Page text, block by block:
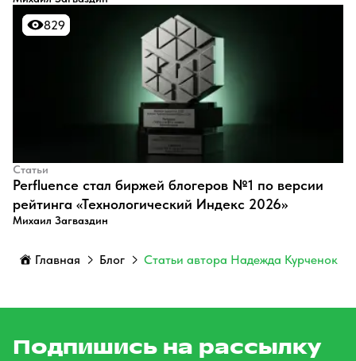
829
829
Статьи
Perfluence стал биржей блогеров №1 по версии
рейтинга «Технологический Индекс 2026»
Михаил Загваздин
Главная Блог Статьи автора Надежда Курченок
Подпишись на рассылку